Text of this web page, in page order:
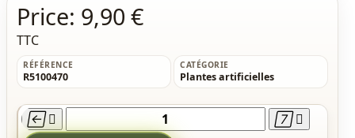
Price: 9,90 €
TTC
RÉFÉRENCE
R5100470
CATÉGORIE
Plantes artificielles
   